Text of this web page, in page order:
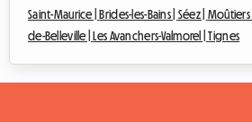
Saint-Maurice |Brides-les-Bains | Séez | Moûtiers |
de-Belleville |Les Avanchers-Valmorel |Tignes